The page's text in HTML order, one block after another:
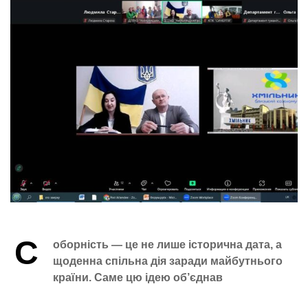
С
оборність — це не лише історична дата, а
щоденна спільна дія заради майбутнього
країни. Саме цю ідею об’єднав